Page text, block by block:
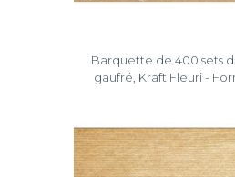
Barquette de 400 sets
gaufré, Kraft Fleuri -